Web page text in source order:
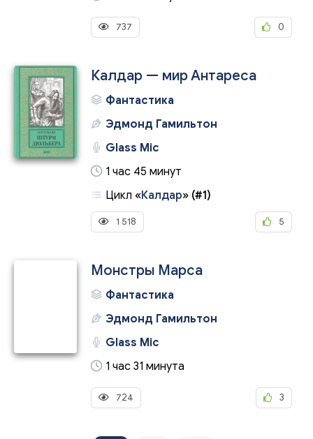
737 0
Калдар — мир Антареса
Фантастика
Эдмонд Гамильтон
Glass Mic
1 час 45 минут
Цикл «Калдар» (#1)
1 518 5
Монстры Марса
Фантастика
Эдмонд Гамильтон
Glass Mic
1 час 31 минута
724 3